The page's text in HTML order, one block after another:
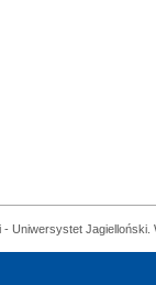
Uniwersystet